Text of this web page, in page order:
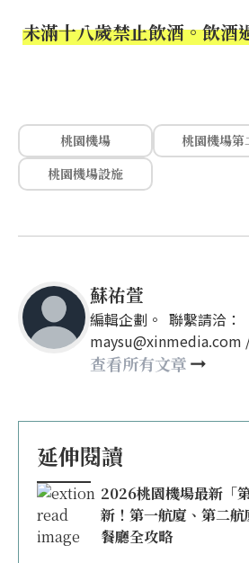
未滿十八歲禁止飲酒。飲酒
桃園機場
桃園機場第
桃園機場設施
蘇祐萱
編輯企劃。 聯繫請洽：
maysu@xinmedia.com
may860527@gmail.com
查看所有文章
延伸閱讀
2026桃園機場最新「
新！第一航廈、第二
餐廳全攻略